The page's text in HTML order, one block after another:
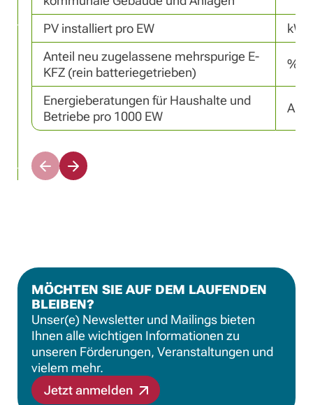
PV installiert pro EW
Anteil neu zugelassene mehrspurige E-
KFZ (rein batteriegetrieben)
%
Energieberatungen für Haushalte und
Betriebe pro 1000 EW
N
a
k
s
c
r
o
l
l
e
n
N
a
h
s
s
c
r
o
l
l
n
MÖCHTEN SIE AUF DEM LAUFENDEN
BLEIBEN?
Unser(e) Newsletter und Mailings bieten
Ihnen alle wichtigen Informationen zu
unseren Förderungen, Veranstaltungen und
vielem mehr.
Jetzt anmelden